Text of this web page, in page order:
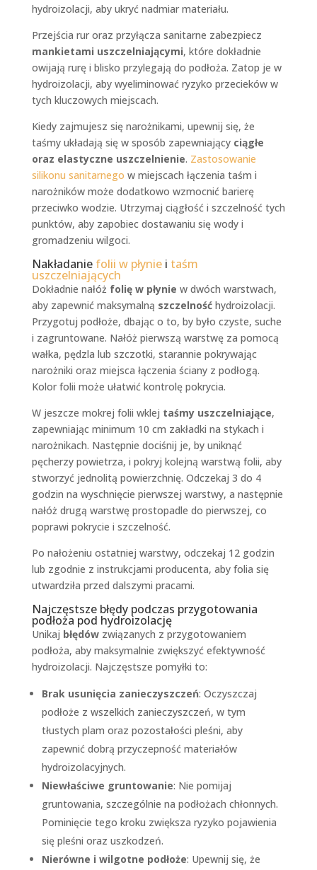
hydroizolacji, aby ukryć nadmiar materiału.
Przejścia rur oraz przyłącza sanitarne zabezpiecz
mankietami uszczelniającymi, które dokładnie
owijają rurę i blisko przylegają do podłoża. Zatop je w
hydroizolacji, aby wyeliminować ryzyko przecieków w
tych kluczowych miejscach.
Kiedy zajmujesz się narożnikami, upewnij się, że
taśmy układają się w sposób zapewniający ciągłe
oraz elastyczne uszczelnienie. Zastosowanie
silikonu sanitarnego w miejscach łączenia taśm i
narożników może dodatkowo wzmocnić barierę
przeciwko wodzie. Utrzymaj ciągłość i szczelność tych
punktów, aby zapobiec dostawaniu się wody i
gromadzeniu wilgoci.
Nakładanie folii w płyniei taśm
uszczelniających
Dokładnie nałóż folię w płynie w dwóch warstwach,
aby zapewnić maksymalną szczelnośćhydroizolacji.
Przygotuj podłoże, dbając o to, by było czyste, suche
i zagruntowane. Nałóż pierwszą warstwę za pomocą
wałka, pędzla lub szczotki, starannie pokrywając
narożniki oraz miejsca łączenia ściany z podłogą.
Kolor folii może ułatwić kontrolę pokrycia.
W jeszcze mokrej folii wklej taśmy uszczelniające,
zapewniając minimum 10 cm zakładki na stykach i
narożnikach. Następnie dociśnij je, by uniknąć
pęcherzy powietrza, i pokryj kolejną warstwą folii, aby
stworzyć jednolitą powierzchnię. Odczekaj 3 do 4
godzin na wyschnięcie pierwszej warstwy, a następnie
nałóż drugą warstwę prostopadle do pierwszej, co
poprawi pokrycie i szczelność.
Po nałożeniu ostatniej warstwy, odczekaj 12 godzin
lub zgodnie z instrukcjami producenta, aby folia się
utwardziła przed dalszymi pracami.
Najczęstsze błędy podczas przygotowania
podłoża pod hydroizolację
Unikaj błędówzwiązanych z przygotowaniem
podłoża, aby maksymalnie zwiększyć efektywność
hydroizolacji. Najczęstsze pomyłki to:
Brak usunięcia zanieczyszczeń: Oczyszczaj
podłoże z wszelkich zanieczyszczeń, w tym
tłustych plam oraz pozostałości pleśni, aby
zapewnić dobrą przyczepność materiałów
hydroizolacyjnych.
Niewłaściwe gruntowanie: Nie pomijaj
gruntowania, szczególnie na podłożach chłonnych.
Pominięcie tego kroku zwiększa ryzyko pojawienia
się pleśni oraz uszkodzeń.
Nierówne i wilgotne podłoże: Upewnij się, że